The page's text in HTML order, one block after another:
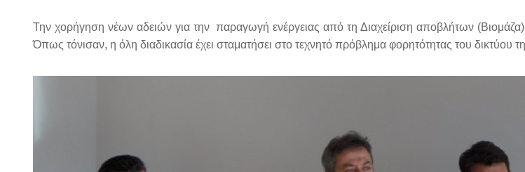
Την χορήγηση νέων αδειών για την παραγωγή ενέργειας από τη Διαχείριση αποβλήτων
Όπως τόνισαν, η όλη διαδικασία έχει σταματήσει στο τεχνητό πρόβλημα φορητότητας του δικτύου